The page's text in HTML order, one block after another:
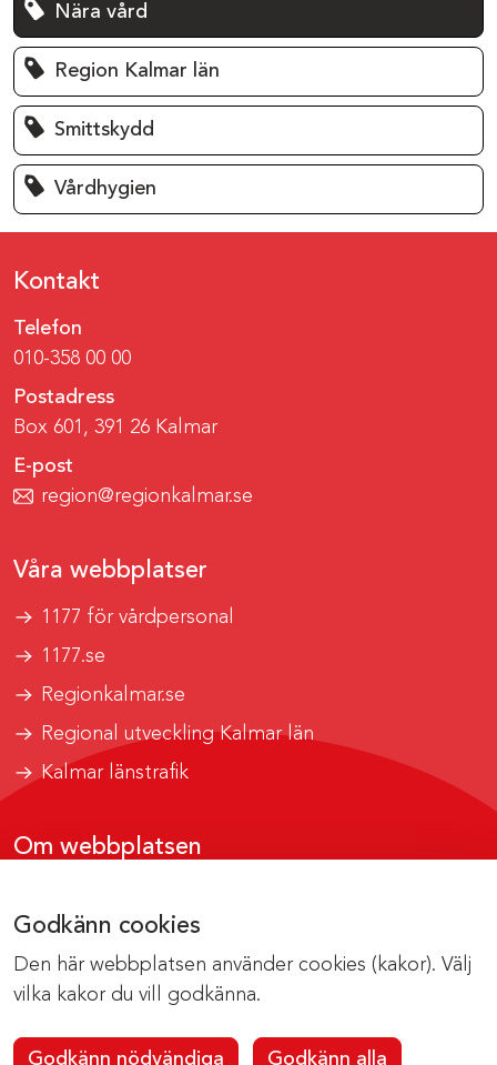
Godkänn cookies
Den här webbplatsen använder cookies (kakor). Välj
vilka kakor du vill godkänna.
Godkänn nödvändiga Godkänn alla
Nära vård
Region Kalmar län
Smittskydd
Vårdhygien
Kontakt
Telefon
010-358 00 00
Postadress
Box 601, 391 26 Kalmar
E-post
region@regionkalmar.se
Våra webbplatser
1177 för vårdpersonal
1177.se
Regionkalmar.se
Regional utveckling Kalmar län
Kalmar länstrafik
Om webbplatsen
Om cookies
Kontakta webbredaktionen